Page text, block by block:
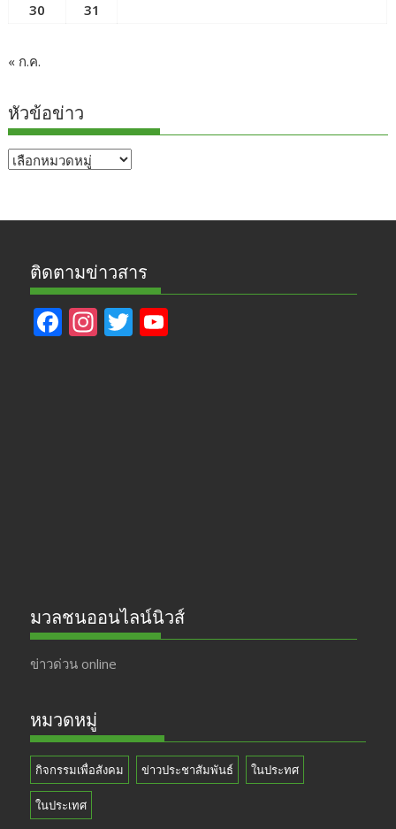
30
31
« ก.ค.
หัวข้อข่าว
หัวข้อ
ติดตามข่าวสาร
F In T
มวลชนออนไลน์นิวส์
ข่าวด่วน online
หมวดหมู่
กิจกรรมเพื่อสังคม ข่าวประชาสัมพันธ์ ในประทศ
ในประเทศ